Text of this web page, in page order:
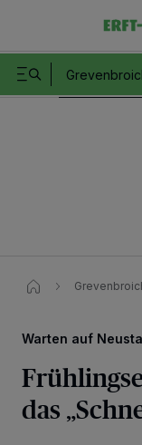
Warten auf
das